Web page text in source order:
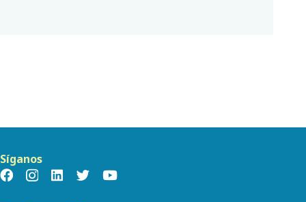
Síganos